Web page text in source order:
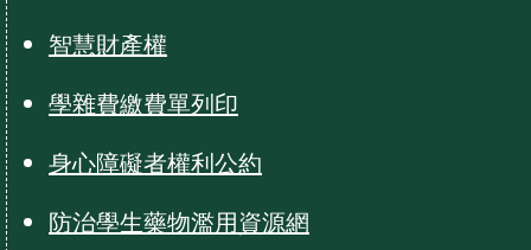
智慧財產權
學雜費繳費單列印
身心障礙者權利公約
防治學生藥物濫用資源網